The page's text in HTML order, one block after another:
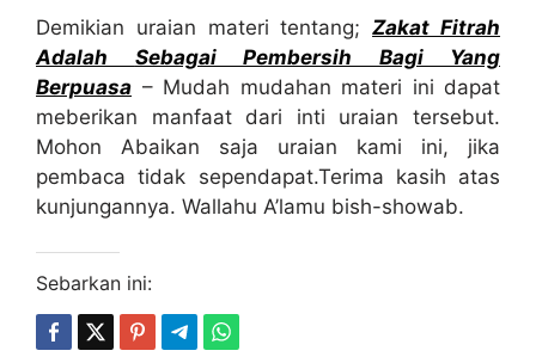
Demikian uraian materi tentang;Zakat Fitrah
Adalah Sebagai Pembersih Bagi Yang
Berpuasa – Mudah mudahan materi ini dapat
meberikan manfaat dari inti uraian tersebut.
Mohon Abaikan saja uraian kami ini, jika
pembaca tidak sependapat.Terima kasih atas
kunjungannya. Wallahu A’lamu bish-showab.
Sebarkan ini: